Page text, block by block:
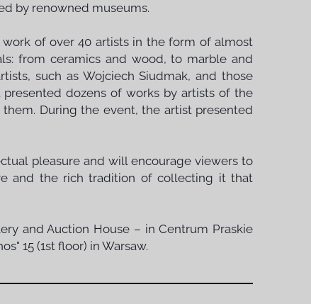
by renowned museums.
of over 40 artists in the form of almost
from ceramics and wood, to marble and
such as Wojciech Siudmak, and those
presented dozens of works by artists of the
During the event, the artist presented
pleasure and will encourage viewers to
and the rich tradition of collecting it that
and Auction House – in Centrum Praskie
15 (1st floor) in Warsaw.